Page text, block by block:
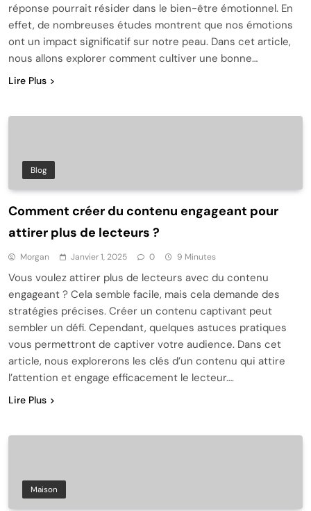
réponse pourrait résider dans le bien-être émotionnel. En
effet, de nombreuses études montrent que nos émotions
ont un impact significatif sur notre peau. Dans cet article,
nous allons explorer comment cultiver une bonne…
Lire Plus
Blog
Comment créer du contenu engageant pour
attirer plus de lecteurs ?
Morgan Janvier 1, 2025 0 9 Minutes
Vous voulez attirer plus de lecteurs avec du contenu
engageant ? Cela semble facile, mais cela demande des
stratégies précises. Créer un contenu captivant peut
sembler un défi. Cependant, quelques astuces pratiques
vous permettront de captiver votre audience. Dans cet
article, nous explorerons les clés d’un contenu qui attire
l’attention et engage efficacement le lecteur….
Lire Plus
Maison